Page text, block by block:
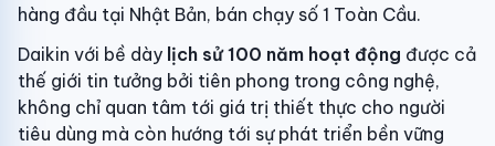
hàng đầu tại Nhật Bản, bán chạy số 1 Toàn Cầu.
Daikin với bề dày lịch sử 100 năm hoạt động được cả
thế giới tin tưởng bởi tiên phong trong công nghệ,
không chỉ quan tâm tới giá trị thiết thực cho người
tiêu dùng mà còn hướng tới sự phát triển bền vững